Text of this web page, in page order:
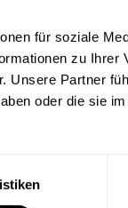
für soziale
zu Ihrer
Unsere Partner
oder die sie